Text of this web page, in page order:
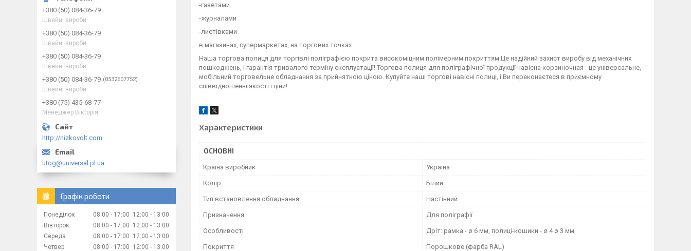
-газетами
-журналами
-листівками
в магазинах, супермаркетах, на торгових точках.
Наша торгова полиця для торгівлі поліграфією покрита високоміцним полімерним покриттям.Це надійний захист виробу від механічних
пошкоджень, і гарантія тривалого терміну експлуатації! Торгова полиця для поліграфічної продукції навісна корзиночная - це універсальне,
мобільний торговельне обладнання за прийнятною ціною. Купуйте наші торгові навісні полиці, і Ви переконаєтеся в приємному
співвідношенні якості і ціни!
Характеристики
ОСНОВНІ
Країна виробник Україна
Колір Білий
Тип встановлення обладнання Настінний
Призначення Для поліграфії
Особливості Дріт: рамка - ø 6 мм, полиці-кошики - ø 4 ø 3 мм
Покриття Порошкове (фарба RAL)
+380 (50) 084-36-79
Швейні вироби
+380 (50) 084-36-79
Швейні вироби
+380 (50) 084-36-79
Швейні вироби
+380 (50) 084-36-79 0532607752
Швейні вироби
+380 (75) 435-68-77
Менеджер Вікторія
http://nizkovolt.com
utog@universal.pl.ua
Графік роботи
Понеділок 08:00 17:00 12:00
13:00
Вівторок
08:00 17:00 12:00
13:00
Середа
08:00 17:00 12:00
13:00
Четвер
08:00 17:00 12:00
13:00